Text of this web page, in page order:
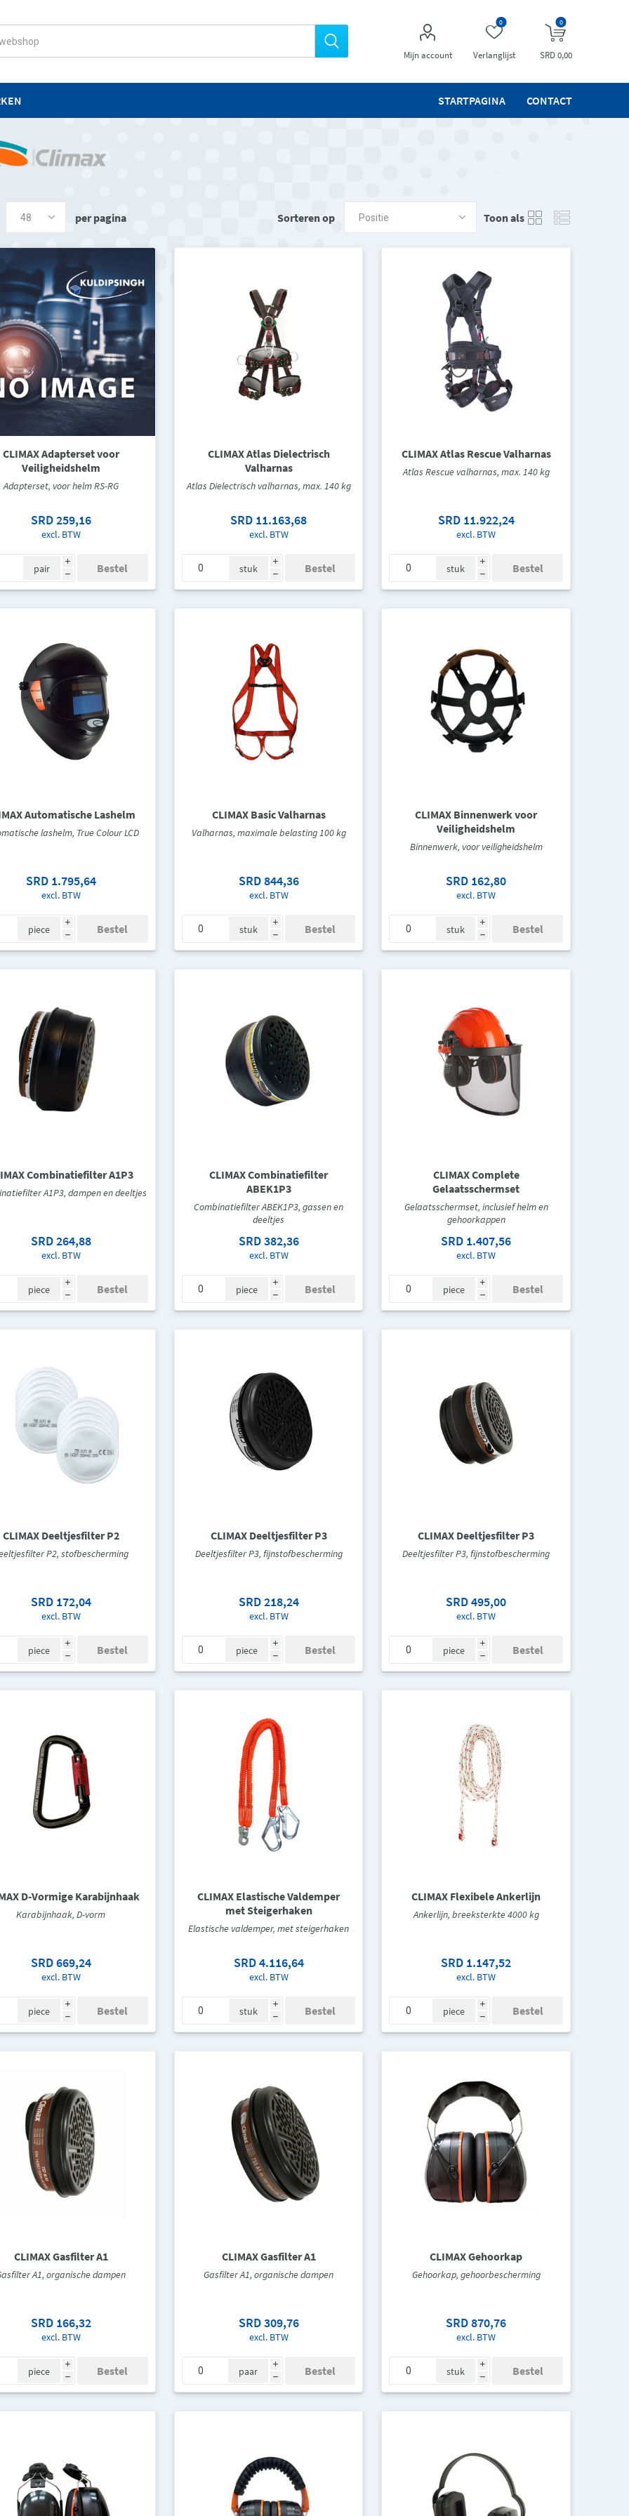
Mijn account Verlanglijst
0 0
SRD 0,00
STARTPAGINA CONTACT
Toon als
Sorteren op
per pagina
CLIMAX Adapterset voor
Veiligheidshelm
Adapterset, voor helm RS-RG
SRD 259,16
excl. BTW
i
h
pair
CLIMAX Atlas Dielectrisch
Valharnas
Atlas Dielectrisch valharnas, max. 140 kg
SRD 11.163,68
excl. BTW
i
h
stuk
CLIMAX Atlas Rescue Valharnas
Atlas Rescue valharnas, max. 140 kg
SRD 11.922,24
excl. BTW
i
h
stuk
Automatische Lashelm
lashelm, True Colour LCD
SRD 1.795,64
excl. BTW
i
h
piece
CLIMAX Basic Valharnas
Valharnas, maximale belasting 100 kg
SRD 844,36
excl. BTW
i
h
stuk
CLIMAX Binnenwerk voor
Veiligheidshelm
Binnenwerk, voor veiligheidshelm
SRD 162,80
excl. BTW
i
h
stuk
Combinatiefilter A1P3
A1P3, dampen en deeltjes
SRD 264,88
excl. BTW
i
h
piece
CLIMAX Combinatiefilter
ABEK1P3
Combinatiefilter ABEK1P3, gassen en
deeltjes
SRD 382,36
excl. BTW
i
h
piece
CLIMAX Complete
Gelaatsschermset
Gelaatsschermset, inclusief helm en
gehoorkappen
SRD 1.407,56
excl. BTW
i
h
piece
CLIMAX Deeltjesfilter P2
P2, stofbescherming
SRD 172,04
excl. BTW
i
h
piece
CLIMAX Deeltjesfilter P3
Deeltjesfilter P3, fijnstofbescherming
SRD 218,24
excl. BTW
i
h
piece
CLIMAX Deeltjesfilter P3
Deeltjesfilter P3, fijnstofbescherming
SRD 495,00
excl. BTW
i
h
piece
D-Vormige Karabijnhaak
Karabijnhaak, D-vorm
SRD 669,24
excl. BTW
i
h
piece
CLIMAX Elastische Valdemper
met Steigerhaken
Elastische valdemper, met steigerhaken
SRD 4.116,64
excl. BTW
i
h
stuk
CLIMAX Flexibele Ankerlijn
Ankerlijn, breeksterkte 4000 kg
SRD 1.147,52
excl. BTW
i
h
piece
CLIMAX Gasfilter A1
A1, organische dampen
SRD 166,32
excl. BTW
i
h
piece
CLIMAX Gasfilter A1
Gasfilter A1, organische dampen
SRD 309,76
excl. BTW
i
h
paar
CLIMAX Gehoorkap
Gehoorkap, gehoorbescherming
SRD 870,76
excl. BTW
i
h
stuk